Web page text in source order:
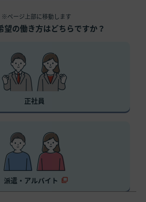
※ページ上部に移動します
望の働き方はどちらですか？
正社員
派遣・アルバイト